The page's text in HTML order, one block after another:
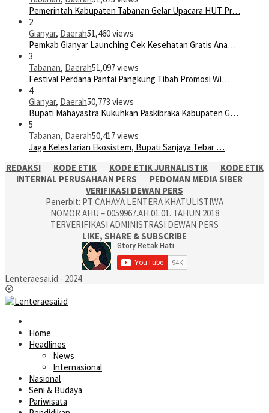
Pemerintah Kabupaten Tabanan Gelar Upacara HUT Pr…
2
Gianyar, Daerah51,460 views
Pemkab Gianyar Launching Cek Kesehatan Gratis Ana…
3
Tabanan, Daerah51,097 views
Festival Perdana Pantai Pangkung Tibah Promosi Wi…
4
Gianyar, Daerah50,773 views
Bupati Mahayastra Kukuhkan Paskibraka Kabupaten G…
5
Tabanan, Daerah50,417 views
Jaga Kelestarian Ekosistem, Bupati Sanjaya Tebar …
REDAKSI
KODE ETIK KODE ETIK JURNALISTIK
KODE ETIK
INTERNAL PERUSAHAAN PERS
PEDOMAN MEDIA SIBER
VERIFIKASI DEWAN PERS
Penerbit: PT CAHAYA LENTERA KHATULISTIWA
NOMOR AHU – 0059967.AH.01.01. TAHUN 2018
TERVERIFIKASI ADMINISTRASI DEWAN PERS
LIKE, SHARE & SUBSCRIBE
Lenteraesai.id - 2024
Home
Headlines
News
Internasional
Nasional
Seni & Budaya
Pariwisata